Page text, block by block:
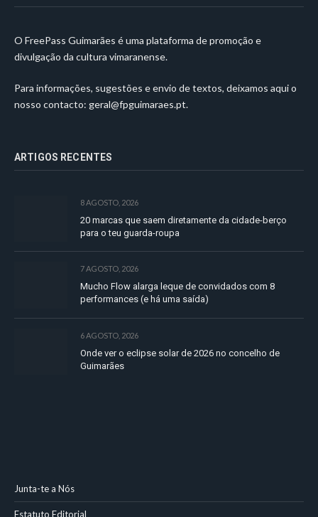
O FreePass Guimarães é uma plataforma de promoção e
divulgação da cultura vimaranense.
Para informações, sugestões e envio de textos, deixamos aqui o
nosso contacto: geral@fpguimaraes.pt.
ARTIGOS RECENTES
8 AGOSTO, 2026
20 marcas que saem diretamente da cidade-berço
para o teu guarda-roupa
7 AGOSTO, 2026
Mucho Flow alarga leque de convidados com 8
performances (e há uma saída)
6 AGOSTO, 2026
Onde ver o eclipse solar de 2026 no concelho de
Guimarães
Junta-te a Nós
Estatuto Editorial